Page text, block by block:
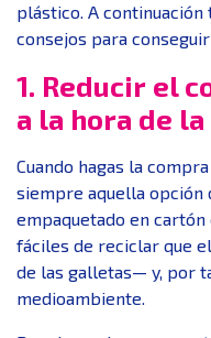
plástico. A
consejos para
1. Reducir el
a la hora de
Cuando hagas la
siempre aquella opción
empaquetado en
fáciles de reciclar que
de las galletas— y, por
medioambiente.